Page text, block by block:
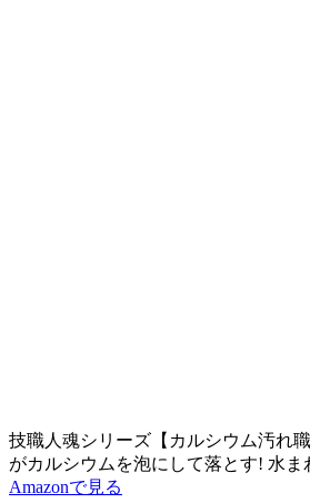
技職人魂シリーズ【カルシウム汚れ
がカルシウムを泡にして落とす! 水ま
Amazonで見る